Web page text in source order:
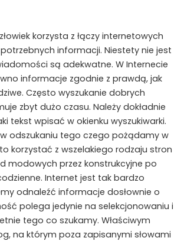
korzysta z łączy internetowych
informacji. Niestety nie jest
są adekwatne. W Internecie
informacje zgodnie z prawdą, jak
Często wyszukanie dobrych
zbyt dużo czasu. Należy dokładnie
tekst wpisać w okienku wyszukiwarki.
odszukaniu tego czego pożądamy w
korzystać z wszelakiego rodzaju stron
modowych przez konstrukcyjne po
Internet jest tak bardzo
odnaleźć informacje dosłownie o
polega jedynie na selekcjonowaniu i
tego co szukamy. Właściwym
na którym poza zapisanymi słowami